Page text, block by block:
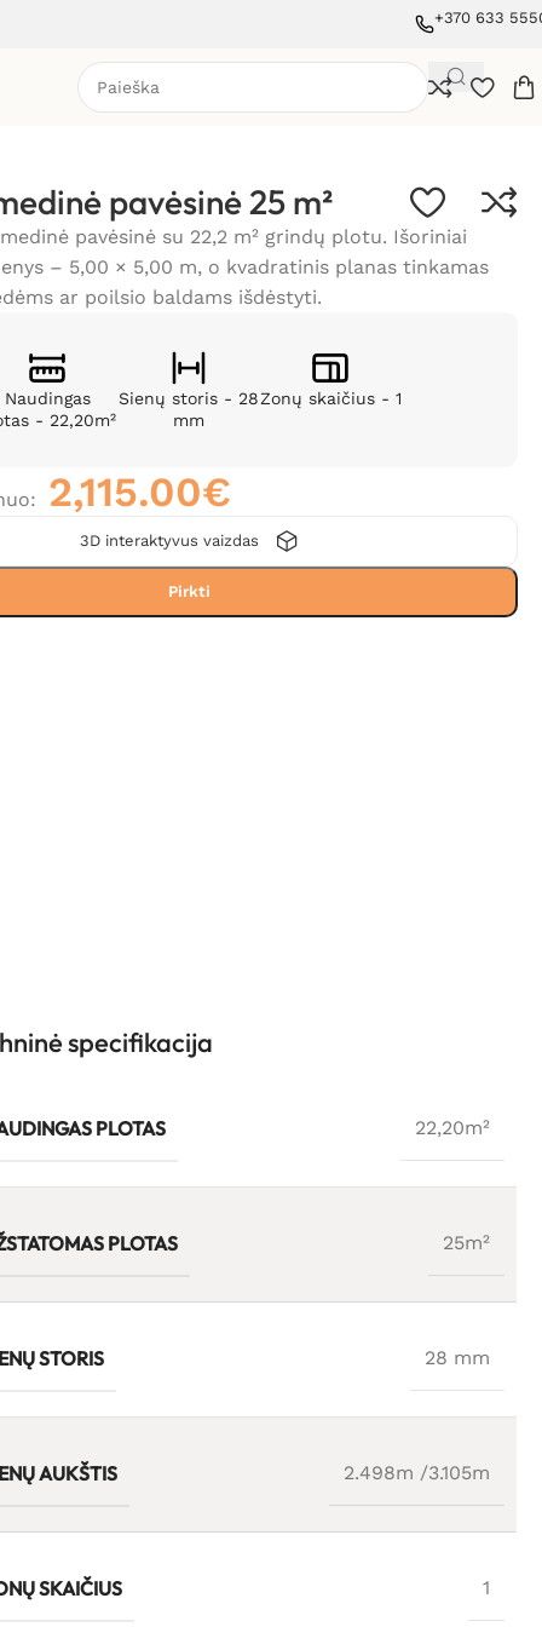
+370 633
pavėsinė 25 m²
medinė pavėsinė su 22,2 m² grindų plotu. Išoriniai
– 5,00 × 5,00 m, o kvadratinis planas tinkamas
ar poilsio baldams išdėstyti.
Naudingas
- 22,20m²
Sienų storis - 28
mm
Zonų skaičius - 1
2,115.00€
Pirkti
3D interaktyvus vaizdas
specifikacija
PLOTAS 22,20m²
PLOTAS 25m²
STORIS 28 mm
AUKŠTIS 2.498m /3.105m
SKAIČIUS 1